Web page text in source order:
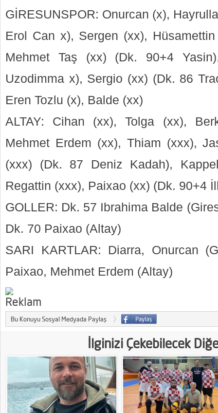
GİRESUNSPOR: Onurcan (x),
Erol Can x), Sergen (xx),
Mehmet Taş (xx) (Dk. 90+4
Uzodimma x), Sergio (xx) (Dk. 86
Eren Tozlu (x), Balde (xx)
ALTAY: Cihan (xx), Tolga (xx),
Mehmet Erdem (xx), Thiam (xxx),
(xxx) (Dk. 87 Deniz Kadah),
Regattin (xxx), Paixao (xx) (Dk. 90+4
GOLLER: Dk. 57 Ibrahima Balde
Dk. 70 Paixao (Altay)
SARI KARTLAR: Diarra, Onurcan
Paixao, Mehmet Erdem (Altay)
Bu Konuyu Sosyal Medyada Paylaş
İlginizi Çekebilecek